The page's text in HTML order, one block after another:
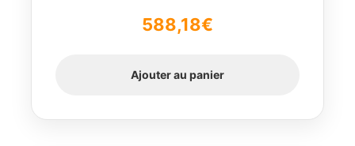
588,18€
Ajouter au panier